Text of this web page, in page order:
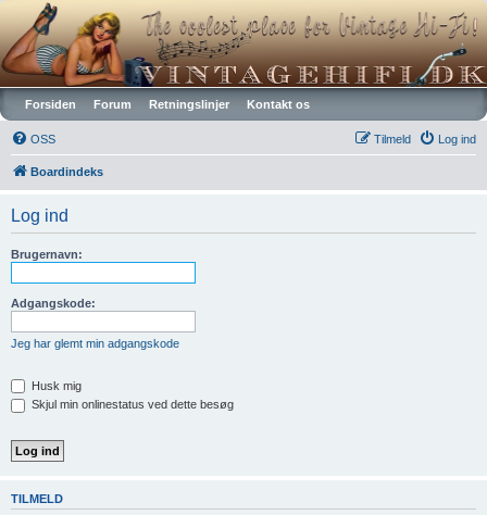
Vintagehifi.dk
Forsiden Forum Retningslinjer Kontakt os
OSS Log ind
Tilmeld
Boardindeks
Log ind
Brugernavn:
Adgangskode:
Jeg har glemt min adgangskode
Husk mig
Skjul min onlinestatus ved dette besøg
TILMELD